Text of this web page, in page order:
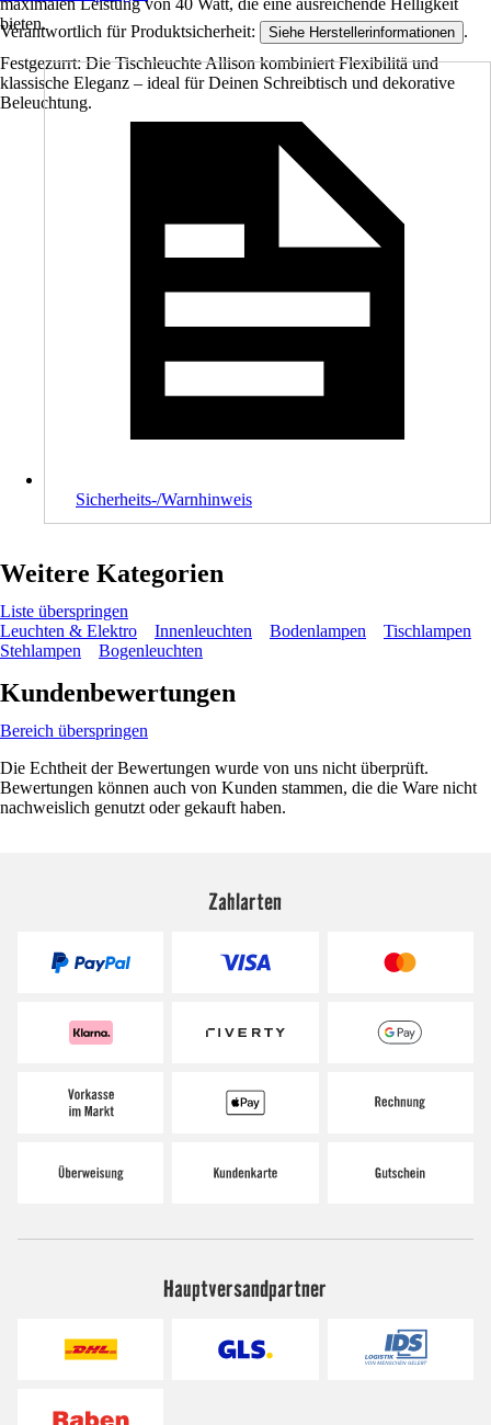
maximalen Leistung von 40 Watt, die eine ausreichende Helligkeit
bieten.
Festgezurrt: Die Tischleuchte Allison kombiniert Flexibilitä und
klassische Eleganz – ideal für Deinen Schreibtisch und dekorative
Beleuchtung.
Verantwortlich für Produktsicherheit: Siehe Herstellerinformationen .
Sicherheits-/Warnhinweis
Weitere Kategorien
Liste überspringen
Leuchten & Elektro
Innenleuchten Bodenlampen
Tischlampen
Stehlampen
Bogenleuchten
Kundenbewertungen
Bereich überspringen
Die Echtheit der Bewertungen wurde von uns nicht überprüft.
Bewertungen können auch von Kunden stammen, die die Ware nicht
nachweislich genutzt oder gekauft haben.
Zahlarten
Hauptversandpartner